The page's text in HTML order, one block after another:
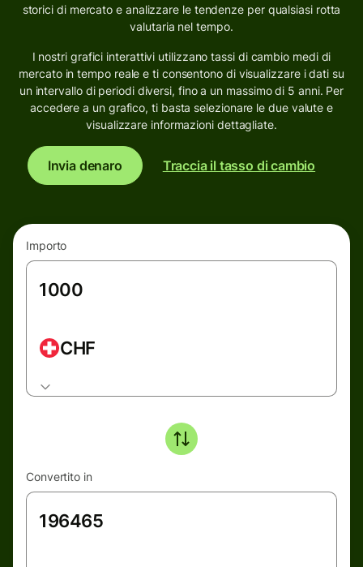
storici di mercato e analizzare le tendenze per qualsiasi rotta
valutaria nel tempo.
I nostri grafici interattivi utilizzano tassi di cambio medi di
mercato in tempo reale e ti consentono di visualizzare i dati su
un intervallo di periodi diversi, fino a un massimo di 5 anni. Per
accedere a un grafico, ti basta selezionare le due valute e
visualizzare informazioni dettagliate.
Invia denaro Traccia il tasso di cambio
Importo
CHF
Convertito in